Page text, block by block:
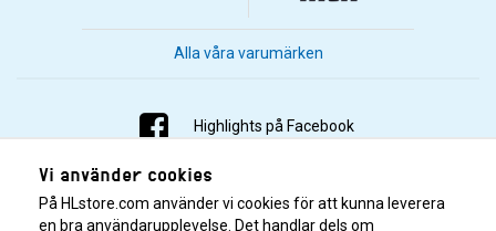
Alla våra varumärken
Highlights på Facebook
Highlights på Instagram
Highlights på Youtube
Vi använder cookies
På HLstore.com använder vi cookies för att kunna leverera
en bra användarupplevelse. Det handlar dels om